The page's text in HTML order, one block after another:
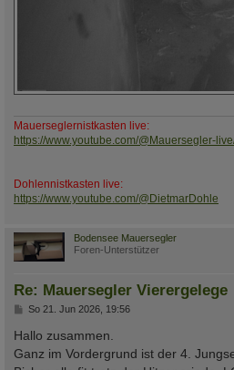
Mauerseglernistkasten live:
https://www.youtube.com/@Mauersegler-
Dohlennistkasten live:
https://www.youtube.com/@DietmarDohle
Bodensee Mauersegler
Foren-Unterstützer
Re: Mauersegler Vierergelege
B
i
t
r
So 21. Jun 2026, 19:56
Hallo zusammen.
Ganz im Vordergrund ist der 4.